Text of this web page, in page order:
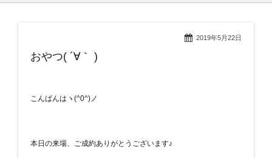
2019年5月22日
おやつ( ´∀｀ )
こんばんはヽ(^0^)ノ
本日の来場、ご成約ありがとうございます♪